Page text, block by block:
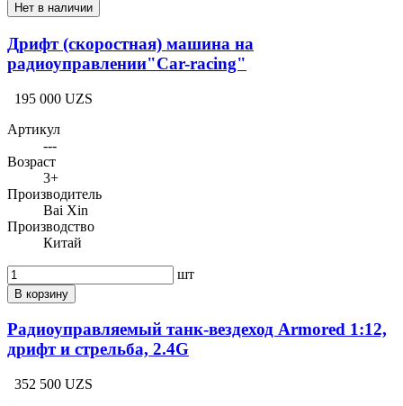
Нет в наличии
Дрифт (скоростная) машина на
радиоуправлении"Car-racing"
195 000 UZS
Артикул
---
Возраст
3+
Производитель
Bai Xin
Производство
Китай
шт
В корзину
Радиоуправляемый танк-вездеход Armored 1:12,
дрифт и стрельба, 2.4G
352 500 UZS